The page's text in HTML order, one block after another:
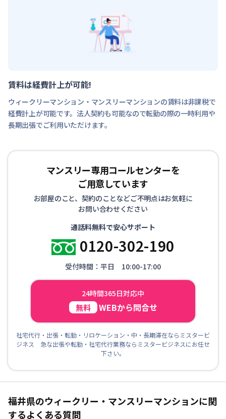
賃料は経費計上が可能!
ウィークリーマンション・マンスリーマンションの賃料は非課税で
経費計上が可能です。法人契約も可能なので転勤の際の一時利用や
長期出張でご利用いただけます。
マンスリー専用コールセンターを
ご用意しています
お部屋のこと、契約のことなどご不明点はお気軽に
お問い合わせください
通話料無料で安心サポート
0120-302-190
受付時間：平日 10:00-17:00
24時間365日対応中
無料 WEBから問合せ
社宅代行・出張・転勤・リロケーション・中・長期滞在ならミスタービ
ジネス 急な出張や転勤・社宅代行業務ならミスタービジネスにお任せ
下さい。
福井県のウィークリー・マンスリーマンションに関
するよくある質問